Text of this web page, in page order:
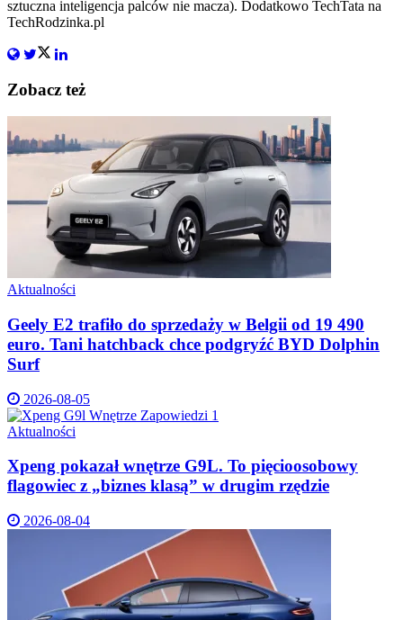
sztuczna inteligencja palców nie macza). Dodatkowo TechTata na
TechRodzinka.pl
Zobacz też
Aktualności
Geely E2 trafiło do sprzedaży w Belgii od 19 490
euro. Tani hatchback chce podgryźć BYD Dolphin
Surf
2026-08-05
Aktualności
Xpeng pokazał wnętrze G9L. To pięcioosobowy
flagowiec z „biznes klasą” w drugim rzędzie
2026-08-04